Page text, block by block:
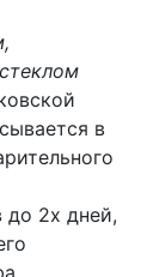
в
до 2х дней,